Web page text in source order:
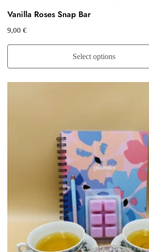
Vanilla Roses Snap Bar
9,00 €
Select options